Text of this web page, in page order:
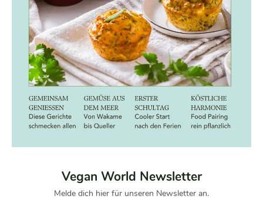
Vegan World Newsletter
Melde dich hier für unseren Newsletter an.